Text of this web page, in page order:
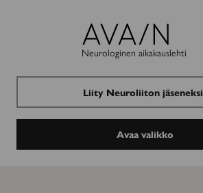
Avain-
lehti
Neurologinen aikakauslehti
Liity Neuroliiton jäseneksi
Avaa valikko